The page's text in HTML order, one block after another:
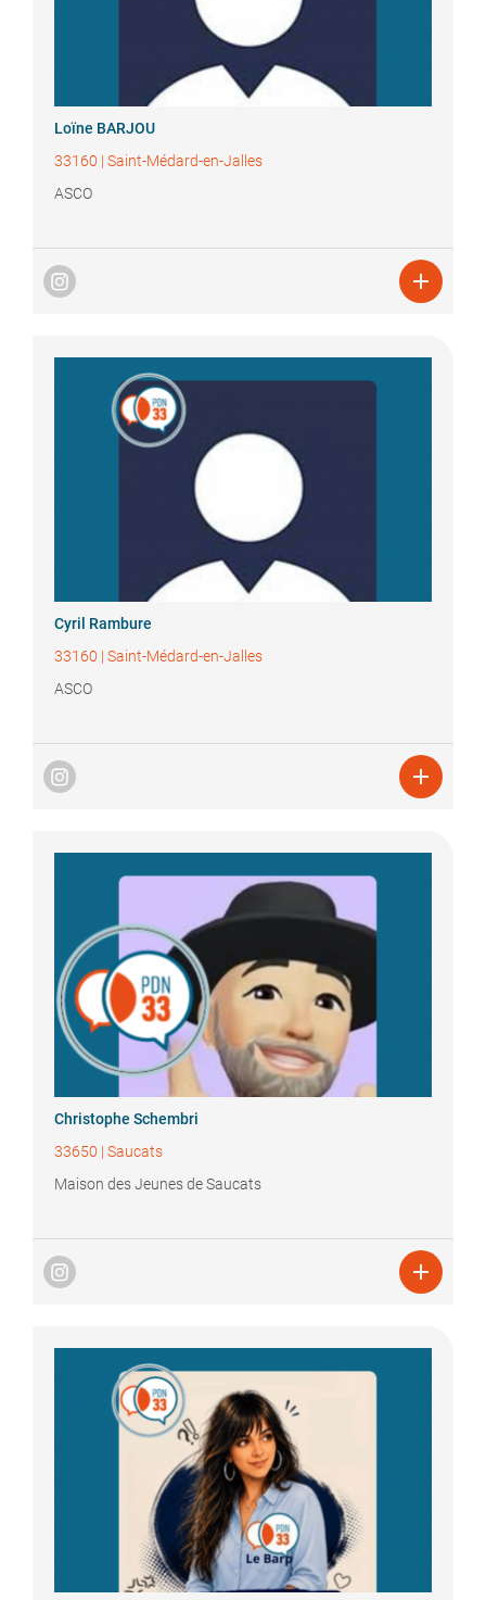
Loïne BARJOU
33160 | Saint-Médard-en-Jalles
ASCO

Cyril Rambure
33160 | Saint-Médard-en-Jalles
ASCO

Christophe Schembri
33650 | Saucats
Maison des Jeunes de Saucats
